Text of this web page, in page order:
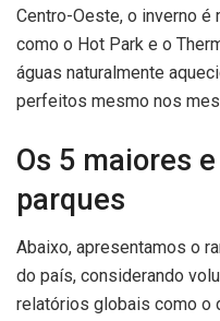
Centro-Oeste, o inverno é
como o Hot Park e o
águas naturalmente
perfeitos mesmo nos
Os 5 maiores
parques
Abaixo, apresentamos o
do país, considerando
relatórios globais como o